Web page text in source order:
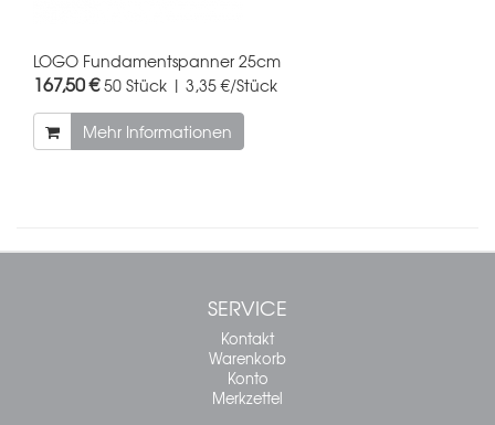
LOGO Fundamentspanner 25cm
167,50 €50 Stück | 3,35 €/Stück
Mehr Informationen
SERVICE
Kontakt
Warenkorb
Konto
Merkzettel